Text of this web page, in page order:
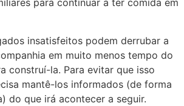
para continuar a ter comida em
insatisfeitos podem derrubar a
em muito menos tempo do
construí-la. Para evitar que isso
mantê-los informados (de forma
do que irá acontecer a seguir.